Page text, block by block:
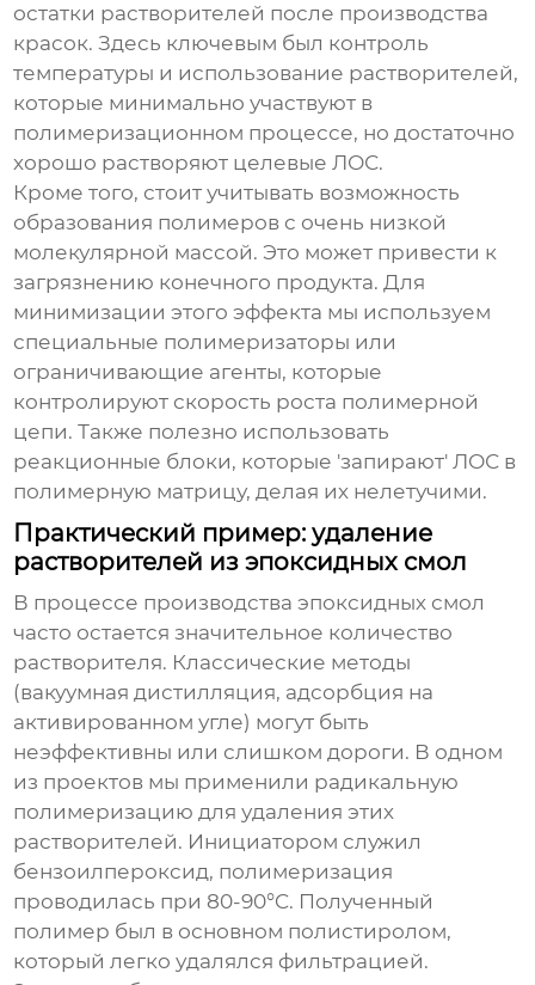
остатки растворителей после производства
красок. Здесь ключевым был контроль
температуры и использование растворителей,
которые минимально участвуют в
полимеризационном процессе, но достаточно
хорошо растворяют целевые ЛОС.
Кроме того, стоит учитывать возможность
образования полимеров с очень низкой
молекулярной массой. Это может привести к
загрязнению конечного продукта. Для
минимизации этого эффекта мы используем
специальные полимеризаторы или
ограничивающие агенты, которые
контролируют скорость роста полимерной
цепи. Также полезно использовать
реакционные блоки, которые 'запирают' ЛОС в
полимерную матрицу, делая их нелетучими.
Практический пример: удаление
растворителей из эпоксидных смол
В процессе производства эпоксидных смол
часто остается значительное количество
растворителя. Классические методы
(вакуумная дистилляция, адсорбция на
активированном угле) могут быть
неэффективны или слишком дороги. В одном
из проектов мы применили радикальную
полимеризацию для удаления этих
растворителей. Инициатором служил
бензоилпероксид, полимеризация
проводилась при 80-90°C. Полученный
полимер был в основном полистиролом,
который легко удалялся фильтрацией.